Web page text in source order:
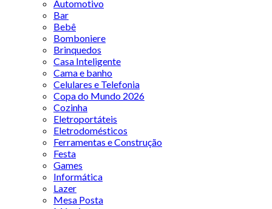
Automotivo
Bar
Bebê
Bomboniere
Brinquedos
Casa Inteligente
Cama e banho
Celulares e Telefonia
Copa do Mundo 2026
Cozinha
Eletroportáteis
Eletrodomésticos
Ferramentas e Construção
Festa
Games
Informática
Lazer
Mesa Posta